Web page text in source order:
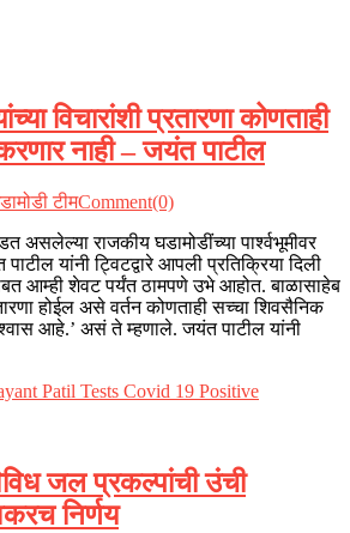
विचारांशी प्रतारणा कोणताही
नाही – जयंत पाटील
टीमComment(0)
असलेल्या राजकीय घडामोडींच्या पार्श्वभूमीवर
यांनी ट्विटद्वारे आपली प्रतिक्रिया दिली
आम्ही शेवट पर्यंत ठामपणे उभे आहोत. बाळासाहेब
होईल असे वर्तन कोणताही सच्चा शिवसैनिक
आहे.’ असं ते म्हणाले. जयंत पाटील यांनी
जल प्रकल्पांची उंची
निर्णय